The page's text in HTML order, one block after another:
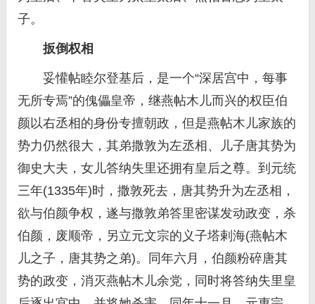
子。
扳倒权相
妥懽帖睦尔登基后，是一个“深居宫中，每事
无所专焉”的傀儡皇帝，继燕帖木儿而兴的权臣伯
颜以右丞相的身份专擅朝政，但是燕帖木儿家族的
势力仍然很大，其弟撒敦为左丞相、儿子唐其势为
御史大夫，女儿答纳失里还拥有皇后之尊。到元统
三年(1335年)时，撒敦死去，唐其势升为左丞相，
欲与伯颜争权，遂与撒敦弟答里密谋发动政变，杀
伯颜，废顺帝，另立元文宗的义子塔剌海(燕帖木
儿之子，唐其势之弟)。同年六月，伯颜粉碎唐其
势的政变，消灭燕帖木儿余党，同时将答纳失里皇